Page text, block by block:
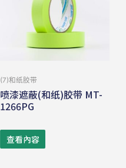
(7)和纸胶带
喷漆遮蔽(和纸)胶带 MT-
1266PG
查看內容